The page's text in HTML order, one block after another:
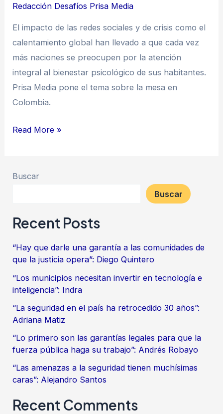
Redacción Desafíos Prisa Media
El impacto de las redes sociales y de crisis como el
calentamiento global han llevado a que cada vez
más naciones se preocupen por la atención
integral al bienestar psicológico de sus habitantes.
Prisa Media pone el tema sobre la mesa en
Colombia.
Read More »
Buscar
Buscar
Recent Posts
“Hay que darle una garantía a las comunidades de
que la justicia opera”: Diego Quintero
“Los municipios necesitan invertir en tecnología e
inteligencia”: Indra
“La seguridad en el país ha retrocedido 30 años”:
Adriana Matiz
“Lo primero son las garantías legales para que la
fuerza pública haga su trabajo”: Andrés Robayo
“Las amenazas a la seguridad tienen muchísimas
caras”: Alejandro Santos
Recent Comments